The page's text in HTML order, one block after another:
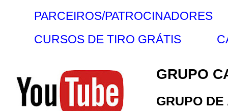
PARCEIROS/PATROCINADORES
CURSOS DE TIRO GRÁTIS
GRUPO
GRUPO